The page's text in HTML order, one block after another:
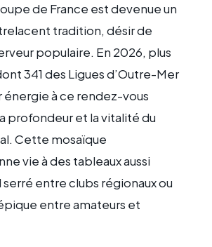
de France est devenue un
tradition, désir de
populaire. En 2026, plus
341 des Ligues d’Outre-Mer
à ce rendez-vous
profondeur et la vitalité du
Cette mosaïque
vie à des tableaux aussi
entre clubs régionaux ou
entre amateurs et